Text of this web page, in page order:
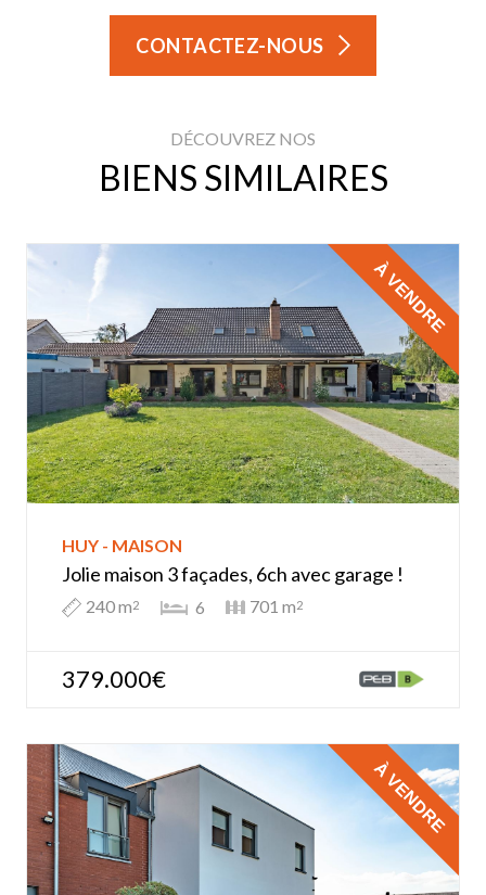
CONTACTEZ-NOUS
DÉCOUVREZ NOS
BIENS SIMILAIRES
HUY - MAISON
Jolie maison 3 façades, 6ch avec garage !
240 m2 6 701 m2
379.000€
À VENDRE
À VENDRE